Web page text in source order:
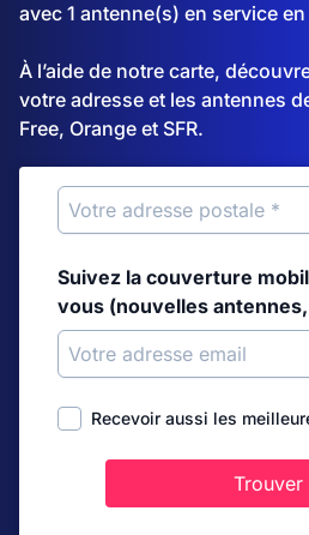
avec 1 antenne(s) en service
À l’aide de notre carte,
votre adresse et les antennes
Free, Orange et SFR.
Suivez la couverture
vous (nouvelles
Recevoir aussi les
Trouver